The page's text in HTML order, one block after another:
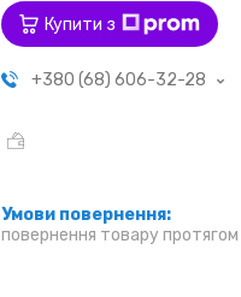
Купити з
+380 (68) 606-32-28
повернення товару протягом